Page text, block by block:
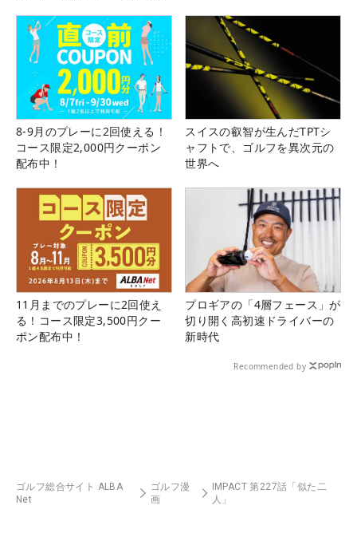
8-9月のプレーに2回使える！
コース限定2,000円クーポン
配布中！
スイスの叡智が生んだTPTシ
ャフトで、ゴルフを異次元の
世界へ
11月までのプレーに2回使え
る！コース限定3,500円クー
ポン配布中！
プロギアの「4層フェース」が
切り開く高初速ドライバーの
新時代
Recommended by
ゴルフ総合サイト ALBA
Net
ゴルフ漫
画
IMPACT 第227話「似た二
人」